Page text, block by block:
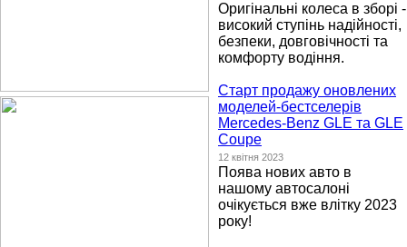
Оригінальні колеса в зборі -
високий ступінь надійності,
безпеки, довговічності та
комфорту водіння.
Старт продажу оновлених
моделей-бестселерів
Mercedes-Benz GLE та GLE
Coupe
12 квітня 2023
Поява нових авто в
нашому автосалоні
очікується вже влітку 2023
року!